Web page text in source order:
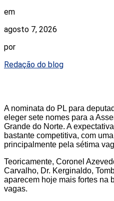
em
agosto 7, 2026
por
Redação do blog
A nominata do PL para
eleger sete nomes para a
Grande do Norte. A
bastante competitiva, com
principalmente pela sétima
Teoricamente, Coronel
Carvalho, Dr. Kerginaldo,
aparecem hoje mais fortes na
vagas.